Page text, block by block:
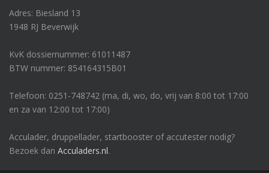
Adres: Biesland 13
1948 RJ Beverwijk
KvK dossiernummer: 61011487
BTW nummer: 854164315B01
Telefoon: 0251-748742 (ma, di, wo, do, vrij van 8:00 tot 17:00
en za van 12:00 tot 17:00)
Acculader, druppellader, startbooster of accutester nodig?
Bezoek dan Acculaders.nl.